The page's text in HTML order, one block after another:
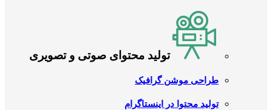
تولید محتوای صوتی و تصویری
طراحی موشن گرافیک
تولید محتوا در اینستاگرام